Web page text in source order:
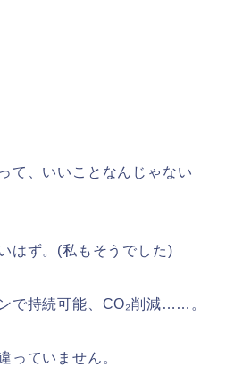
て、いいことなんじゃない
はず。(私もそうでした)
で持続可能、CO₂削減……。
っていません。